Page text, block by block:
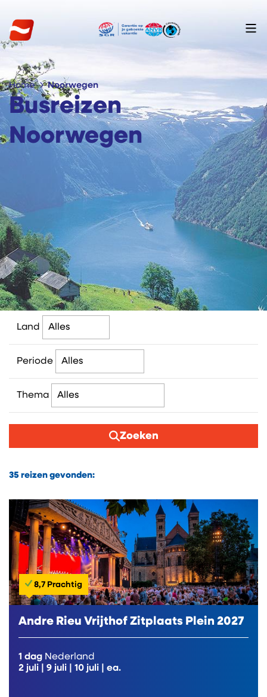
Home Noorwegen
Busreizen
Noorwegen
Land
Periode
Thema
Zoeken
35 reizen gevonden:
8,7 Prachtig
Andre Rieu Vrijthof Zitplaats Plein 2027
1 dag Nederland
2 juli
9 juli 10 juli | ea.